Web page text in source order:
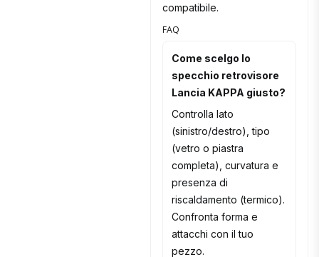
compatibile.
FAQ
Come scelgo lo
specchio retrovisore
Lancia KAPPA giusto?
Controlla lato
(sinistro/destro), tipo
(vetro o piastra
completa), curvatura e
presenza di
riscaldamento (termico).
Confronta forma e
attacchi con il tuo
pezzo.